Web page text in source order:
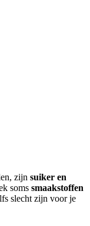
zijn suiker en
soms smaakstoffen
slecht zijn voor je